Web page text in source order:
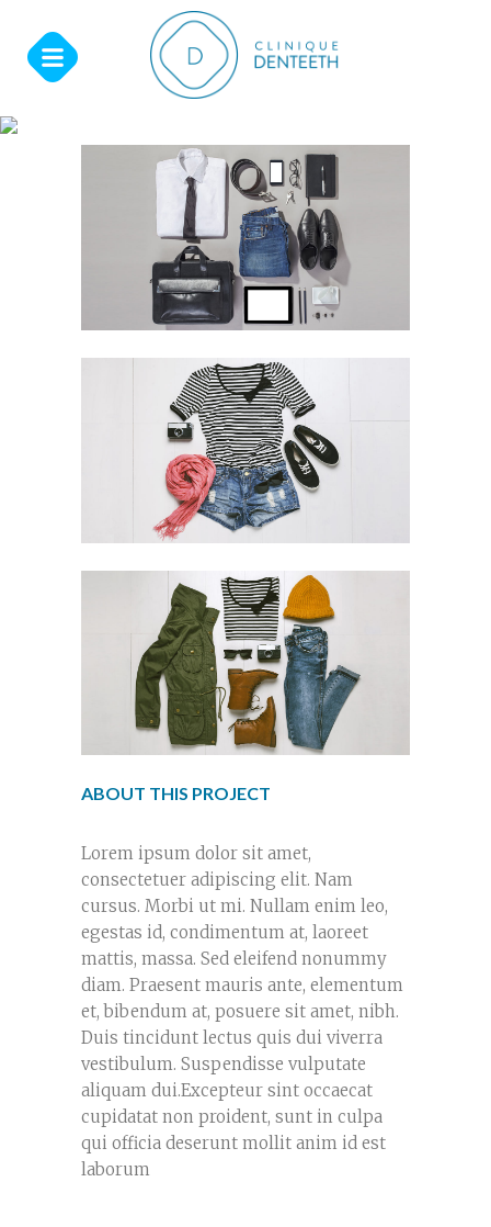
ABOUT THIS PROJECT
Lorem ipsum dolor sit amet,
consectetuer adipiscing elit. Nam
cursus. Morbi ut mi. Nullam enim leo,
egestas id, condimentum at, laoreet
mattis, massa. Sed eleifend nonummy
diam. Praesent mauris ante, elementum
et, bibendum at, posuere sit amet, nibh.
Duis tincidunt lectus quis dui viverra
vestibulum. Suspendisse vulputate
aliquam dui.Excepteur sint occaecat
cupidatat non proident, sunt in culpa
qui officia deserunt mollit anim id est
laborum